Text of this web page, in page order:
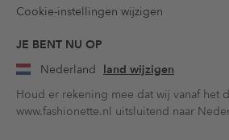
Cookie-instellingen wijzigen
JE BENT NU OP
Nederland land wijzigen
Houd er rekening mee dat wij vanaf het
www.fashionette.nl uitsluitend naar